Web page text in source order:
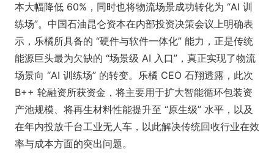
本大幅降低 60%，同时也将物流场景成功转化为 “AI 训
练场”。中国石油昆仑资本在内部投资决策会议上明确表
示，乐橘所具备的 “硬件与软件一体化” 能力，正是传统
能源巨头最为欠缺的 “场景级 AI 入口”，真正实现了物流
场景向 “AI 训练场” 的转变。乐橘 CEO 石翔透露，此次
B++ 轮融资所获资金，将主要用于扩大智能循环包装资
产池规模、将再生材料性能提升至 “原生级” 水平，以及
在年内投放千台工业无人车，以此解决传统回收行业在效
率与成本方面的突出问题。